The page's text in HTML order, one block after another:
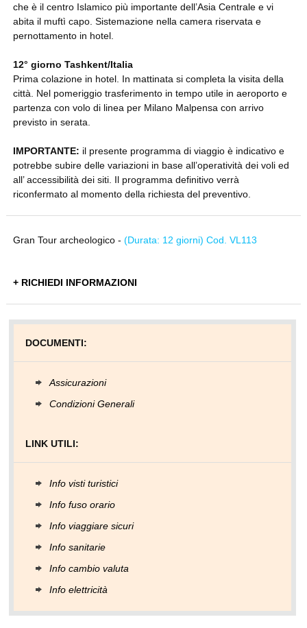
che è il centro Islamico più importante dell’Asia Centrale e vi
abita il muftì capo. Sistemazione nella camera riservata e
pernottamento in hotel.
12° giorno Tashkent/Italia
Prima colazione in hotel. In mattinata si completa la visita della
città. Nel pomeriggio trasferimento in tempo utile in aeroporto e
partenza con volo di linea per Milano Malpensa con arrivo
previsto in serata.
IMPORTANTE: il presente programma di viaggio è indicativo e
potrebbe subire delle variazioni in base all’operatività dei voli ed
all’ accessibilità dei siti. Il programma definitivo verrà
riconfermato al momento della richiesta del preventivo.
Gran Tour archeologico - (Durata: 12 giorni) Cod. VL113
+ RICHIEDI INFORMAZIONI
DOCUMENTI:
Assicurazioni
Condizioni Generali
LINK UTILI:
Info visti turistici
Info fuso orario
Info viaggiare sicuri
Info sanitarie
Info cambio valuta
Info elettricità